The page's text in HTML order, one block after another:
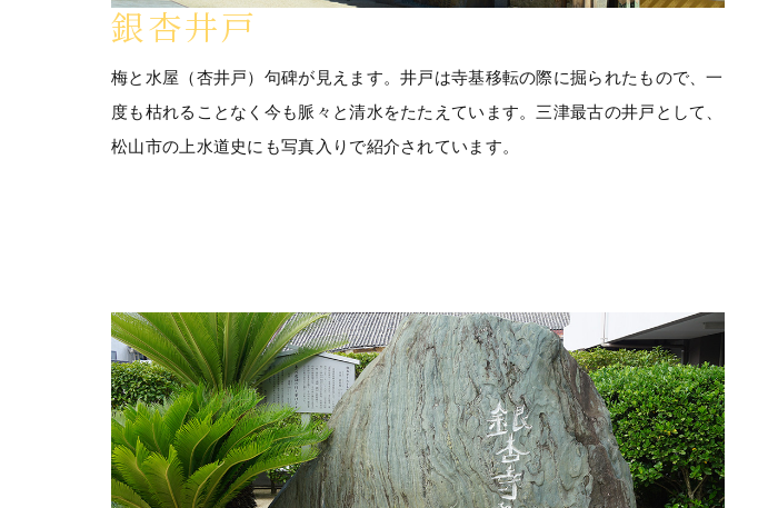
銀杏井戸
梅と水屋（杏井戸）句碑が見えます。井戸は寺基移転の際に掘られたもので、一
度も枯れることなく今も脈々と清水をたたえています。三津最古の井戸として、
松山市の上水道史にも写真入りで紹介されています。